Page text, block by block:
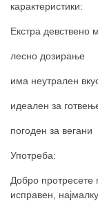
карактеристики:
Екстра девствено
лесно дозирање
има неутрален
идеален за
погоден за вегани
Употреба:
Добро протресете
исправен,